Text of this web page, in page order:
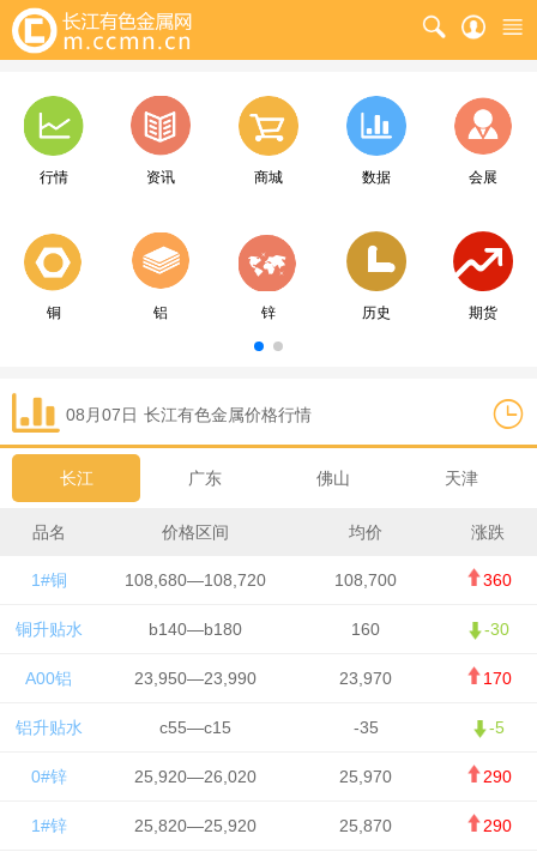
行情 资讯 商城 数据 会展
铜 铝 锌 历史 期货
08月07日 长江有色金属价格行情
长江 广东 佛山 天津
品名 价格区间 均价 涨跌
1#铜 108,680—108,720 108,700 360
铜升贴水 b140—b180 160 -30
A00铝 23,950—23,990 23,970 170
铝升贴水 c55—c15 -35 -5
0#锌 25,920—26,020 25,970 290
1#锌 25,820—25,920 25,870 290